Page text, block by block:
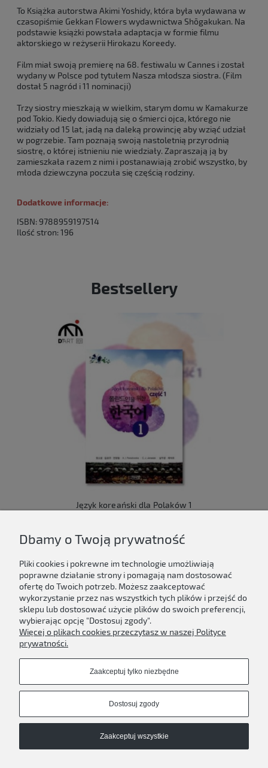
To Książka autorstwa Akimi Yoshidy, która była wydawana w
czasopiśmie Gekkan Flowers wydawnictwa Shōgakukan. Na
podstawie książki powstała adaptacja w formie filmu
aktorskiego w reżyserii Hirokazu Koreedy.
Film miał swoją premierę na 68. festiwalu w Cannes i został
wydany w Polsce pod tytułem Nasza młodsza siostra. (Film
dostał 5 nagród i 11 nominacji)
Trzy siostry mieszkają w wielkim, starym domu w Kamakurze
pod Tokio. Kiedy dowiadują się o śmierci ojca, którego nie
widziały od 15 lat, jadą na daleką prowincję aby wziąć udział
w pogrzebie. Tam poznają swoją nastoletnią przyrodnią
siostrę, o której istnieniu nie wiedziały. Zapraszają ją by
zamieszkała razem z nimi i postanawiają zrobić wszystko, by
młoda dziewczyna poczuła się częścią rodziny.
Dodatkowe informacje:
ISBN: 9788959197514
Ilość stron: 196
Bestsellery
Język koreański dla Polaków 1
Do koszyka
Newsletter
Podaj swój adres e-mail, jeżeli chcesz otrzymywać
informacje o nowościach i promocjach.
Dbamy o Twoją prywatność
Pliki cookies i pokrewne im technologie umożliwiają
poprawne działanie strony i pomagają nam dostosować
ofertę do Twoich potrzeb. Możesz zaakceptować
wykorzystanie przez nas wszystkich tych plików i przejść do
sklepu lub dostosować użycie plików do swoich preferencji,
wybierając opcję "Dostosuj zgody".
Więcej o plikach cookies przeczytasz w naszej Polityce
prywatności.
Zaakceptuj tylko niezbędne
Dostosuj zgody
Zaakceptuj wszystkie